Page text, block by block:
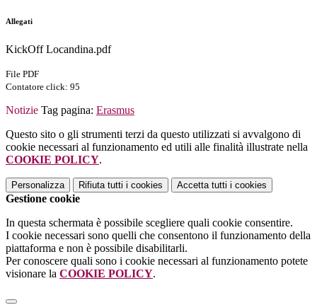
Allegati
KickOff Locandina.pdf
File PDF
Contatore click: 95
Notizie Tag pagina: Erasmus
Questo sito o gli strumenti terzi da questo utilizzati si avvalgono di
cookie necessari al funzionamento ed utili alle finalità illustrate nella
COOKIE POLICY.
Personalizza Rifiuta tutti i cookies Accetta tutti i cookies
Gestione cookie
In questa schermata è possibile scegliere quali cookie consentire.
I cookie necessari sono quelli che consentono il funzionamento della
piattaforma e non è possibile disabilitarli.
Per conoscere quali sono i cookie necessari al funzionamento potete
visionare la COOKIE POLICY.